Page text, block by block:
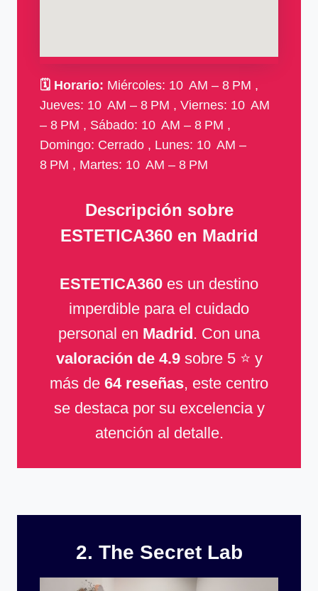
🗓 Horario: Miércoles: 10 AM – 8 PM ,
Jueves: 10 AM – 8 PM , Viernes: 10 AM
– 8 PM , Sábado: 10 AM – 8 PM ,
Domingo: Cerrado , Lunes: 10 AM –
8 PM , Martes: 10 AM – 8 PM
Descripción sobre
ESTETICA360 en Madrid
ESTETICA360 es un destino
imperdible para el cuidado
personal en Madrid. Con una
valoración de 4.9sobre 5 ⭐ y
más de 64 reseñas, este centro
se destaca por su excelencia y
atención al detalle.
2. The Secret Lab